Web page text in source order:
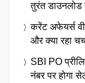
तुरंत
करेंट अफेयर्स
और क्या रहा
SBI PO
नंबर पर होगा